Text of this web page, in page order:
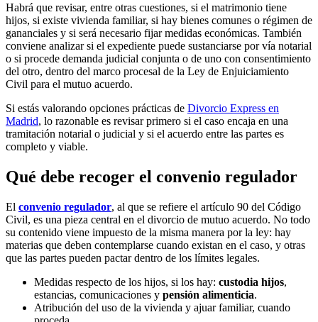
Habrá que revisar, entre otras cuestiones, si el matrimonio tiene
hijos, si existe vivienda familiar, si hay bienes comunes o régimen de
gananciales y si será necesario fijar medidas económicas. También
conviene analizar si el expediente puede sustanciarse por vía notarial
o si procede demanda judicial conjunta o de uno con consentimiento
del otro, dentro del marco procesal de la Ley de Enjuiciamiento
Civil para el mutuo acuerdo.
Si estás valorando opciones prácticas de Divorcio Express en
Madrid, lo razonable es revisar primero si el caso encaja en una
tramitación notarial o judicial y si el acuerdo entre las partes es
completo y viable.
Qué debe recoger el convenio regulador
El convenio regulador, al que se refiere el artículo 90 del Código
Civil, es una pieza central en el divorcio de mutuo acuerdo. No todo
su contenido viene impuesto de la misma manera por la ley: hay
materias que deben contemplarse cuando existan en el caso, y otras
que las partes pueden pactar dentro de los límites legales.
Medidas respecto de los hijos, si los hay: custodia hijos,
estancias, comunicaciones y pensión alimenticia.
Atribución del uso de la vivienda y ajuar familiar, cuando